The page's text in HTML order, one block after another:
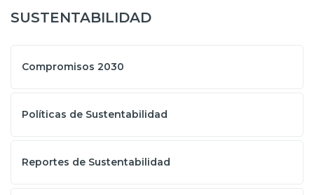
SUSTENTABILIDAD
Compromisos 2030
Políticas de Sustentabilidad
Reportes de Sustentabilidad